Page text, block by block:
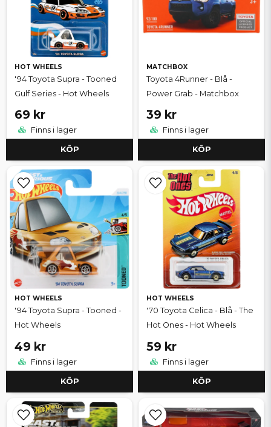
HOT WHEELS
'94 Toyota Supra - Tooned
Gulf Series - Hot Wheels
69 kr
Finns i lager
KÖP
MATCHBOX
Toyota 4Runner - Blå -
Power Grab - Matchbox
39 kr
Finns i lager
KÖP
HOT WHEELS
'94 Toyota Supra - Tooned -
Hot Wheels
49 kr
Finns i lager
KÖP
HOT WHEELS
'70 Toyota Celica - Blå - The
Hot Ones - Hot Wheels
59 kr
Finns i lager
KÖP